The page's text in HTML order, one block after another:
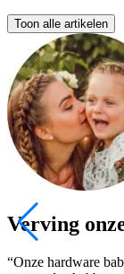
Toon alle artikelen
Verving
“Onze hardware